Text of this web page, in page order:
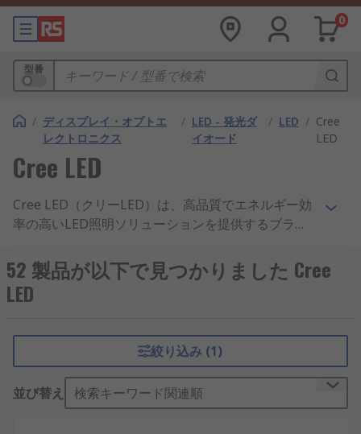
0
型番
/ ディスプレイ・オプトエ
レクトロニクス
/ LED - 発光ダ
イオード
/ LED / Cree
LED
Cree LED
Cree LED（クリーLED）は、高品質でエネルギー効
率の高いLED照明ソリューションを提供するブラン
性を備えており、一般的な照明用途から商業施設や
工業用途まで幅広く利用されています。Cree LED
は、省エネルギーかつ持続可能な照明ソリューショ
択肢を提供します。また、Cree LED製品は長寿命で
信頼性が高く、メンテナンスコストを削減します。
さらに、彼らのLED照明製品は、明るく均一な光を
提供し、快適で生産性の高い照明環境を実現しま
52 製品が以下で見つかりました Cree
LED
絞り込み (1)
並び替え 検索キーワード関連順